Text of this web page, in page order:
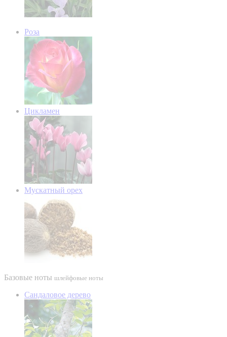
Роза
Цикламен
Мускатный орех
Базовые ноты шлейфовые ноты
Сандаловое дерево